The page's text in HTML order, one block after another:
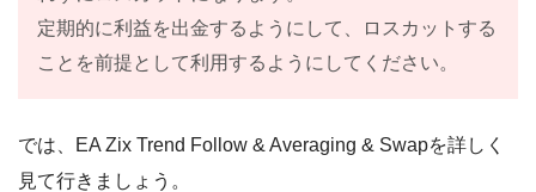
定期的に利益を出金するようにして、ロスカットする
ことを前提として利用するようにしてください。
では、EA Zix Trend Follow & Averaging & Swapを詳しく
見て行きましょう。